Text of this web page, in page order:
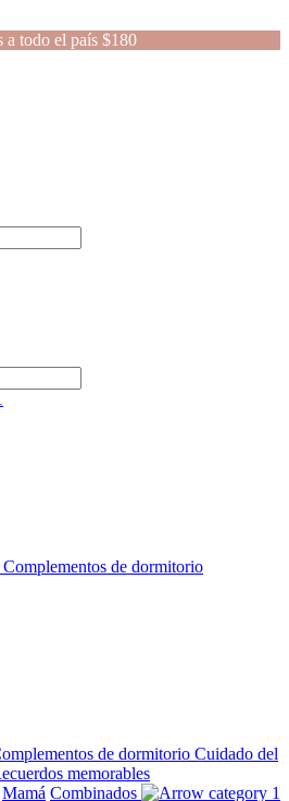
a todo el país $180
Complementos de dormitorio
de dormitorio Cuidado del
memorables
Mamá Combinados